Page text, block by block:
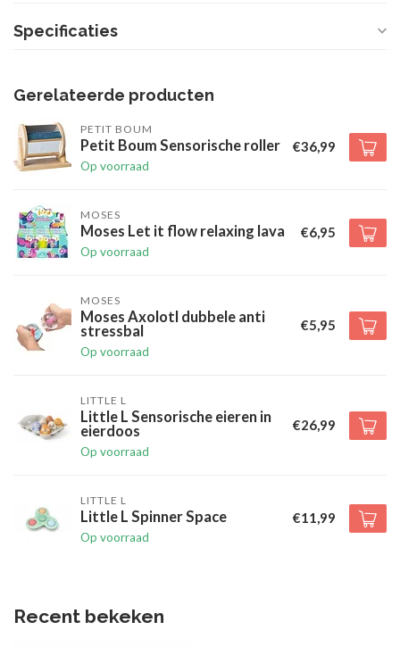
Specificaties
Gerelateerde producten
PETIT BOUM
Petit Boum Sensorische roller
Op voorraad
€36,99
MOSES
Moses Let it flow relaxing lava
Op voorraad
€6,95
MOSES
Moses Axolotl dubbele anti
stressbal
Op voorraad
€5,95
LITTLE L
Little L Sensorische eieren in
eierdoos
Op voorraad
€26,99
LITTLE L
Little L Spinner Space
Op voorraad
€11,99
Recent bekeken